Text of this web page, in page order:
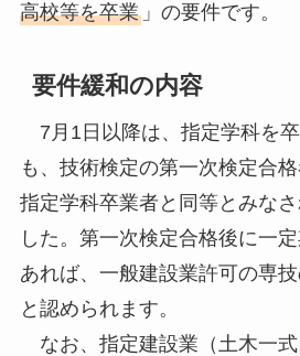
高校等を卒業」の要件です。
要件緩和の内容
7月1日以降は、指定学科を
も、技術検定の第一次検定合
指定学科卒業者と同等とみな
した。第一次検定合格後に一
あれば、一般建設業許可の専
と認められます。
なお、指定建設業（土木一